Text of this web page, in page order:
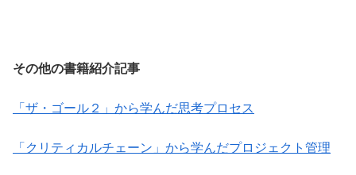
その他の書籍紹介記事
「ザ・ゴール２」から学んだ思考プロセス
「クリティカルチェーン」から学んだプロジェクト管理